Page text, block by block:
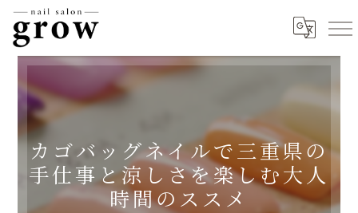
カゴバッグネイルで三重県の
手仕事と涼しさを楽しむ大人
時間のススメ